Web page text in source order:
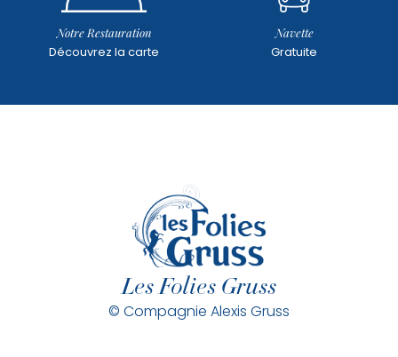
Notre Restauration
Découvrez la carte
Navette
Gratuite
Les Folies Gruss
© Compagnie Alexis Gruss